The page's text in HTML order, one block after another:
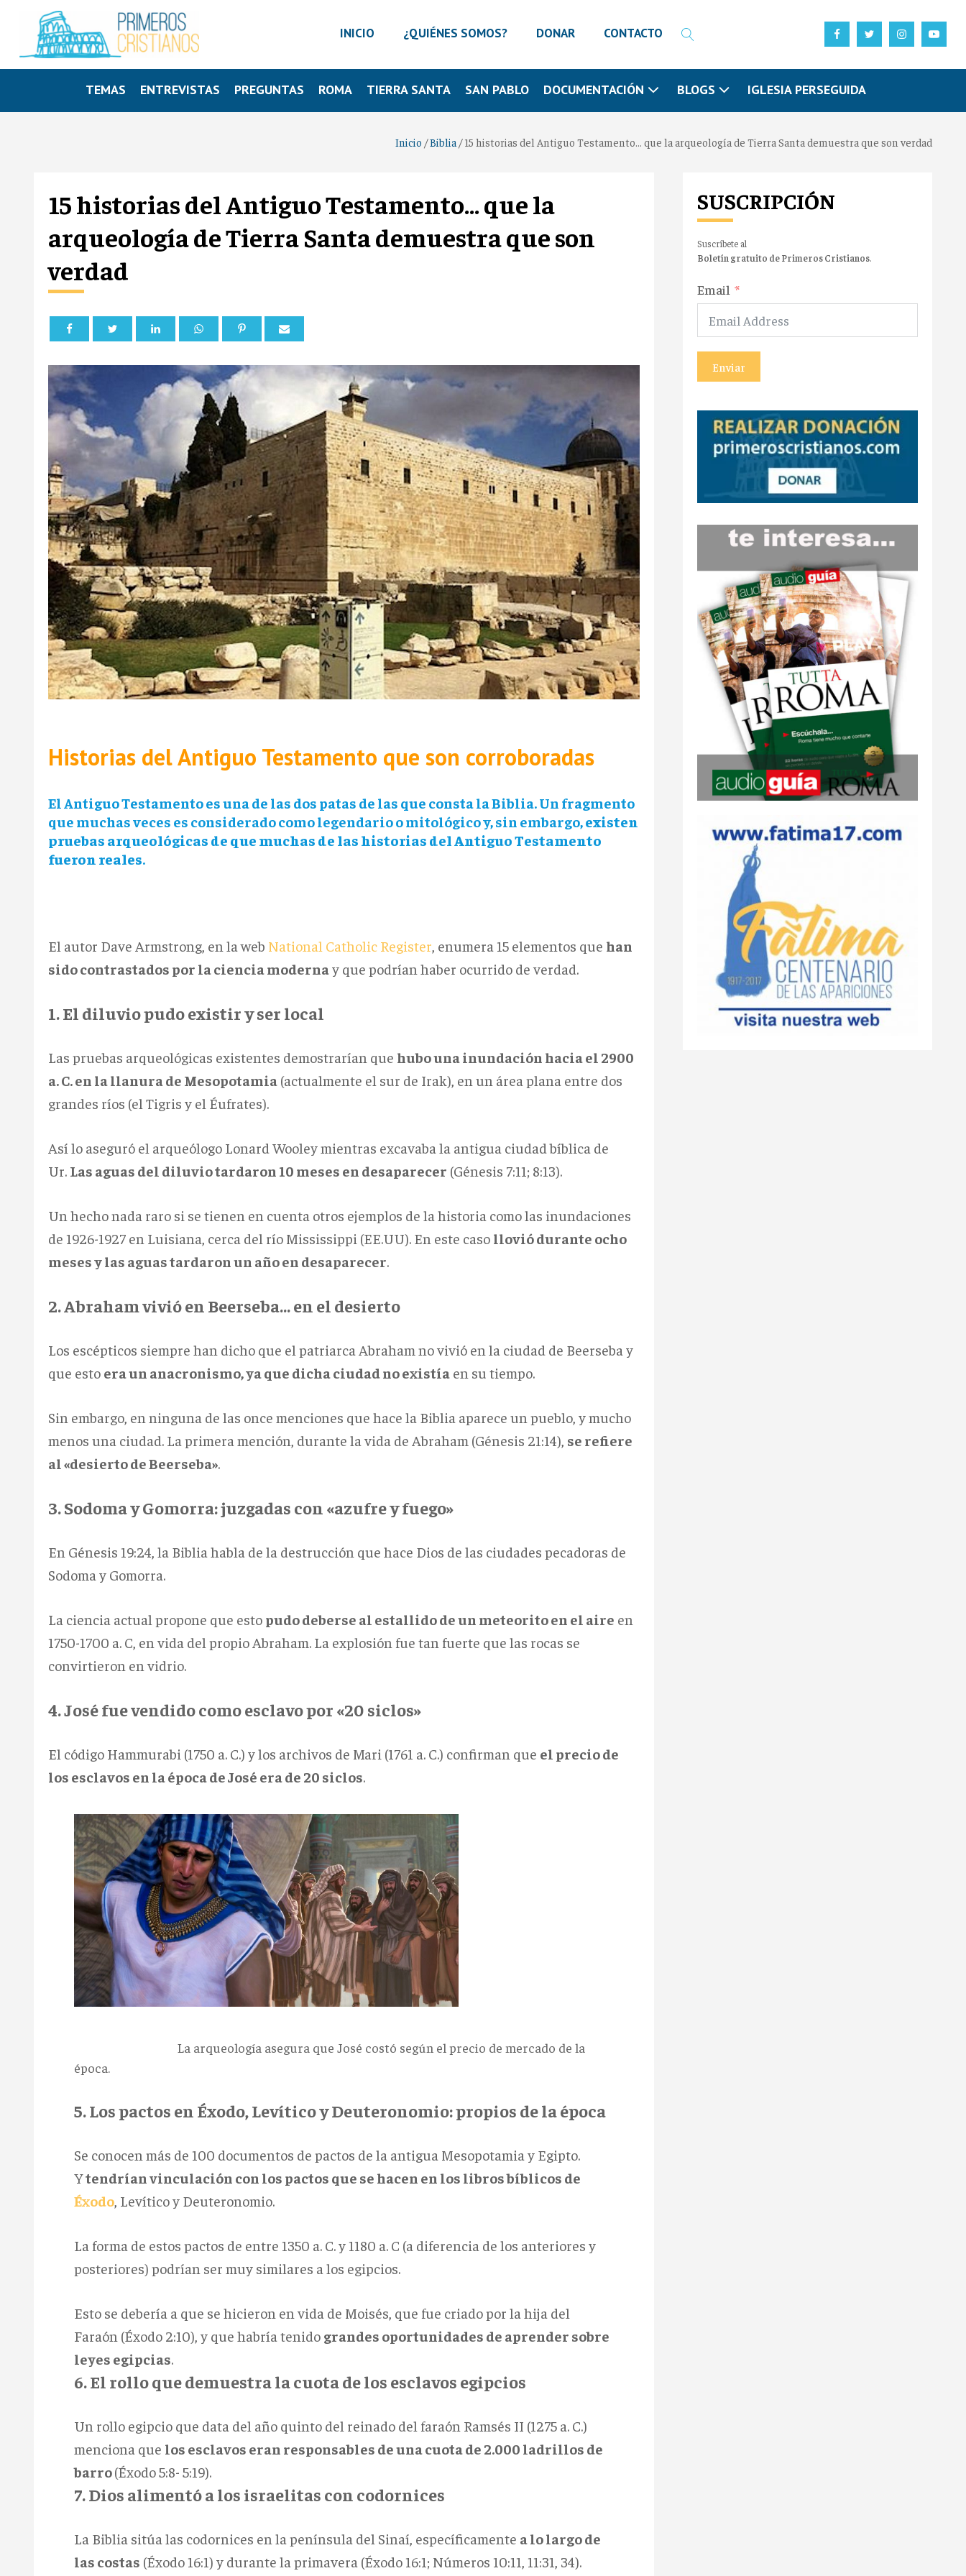
INICIO ¿QUIÉNES SOMOS? DONAR CONTACTO
TEMAS ENTREVISTAS PREGUNTAS ROMA TIERRA SANTA SAN PABLO DOCUMENTACIÓN BLOGS IGLESIA PERSEGUIDA
Inicio /Biblia /15 historias del Antiguo Testamento… que la arqueología de Tierra Santa demuestra que son verdad
15 historias del Antiguo Testamento… que la
arqueología de Tierra Santa demuestra que son
verdad
Historias del Antiguo Testamento que son corroboradas
El Antiguo Testamento es una de las dos patas de las que consta la Biblia. Un fragmento
que muchas veces es considerado como legendario o mitológico y, sin embargo,existen
pruebas arqueológicas de que muchas de las historias del Antiguo Testamento
fueron reales.
El autor Dave Armstrong, en la web National Catholic Register, enumera 15 elementos que han
sido contrastados por la ciencia modernay que podrían haber ocurrido de verdad.
1. El diluvio pudo existir y ser local
Las pruebas arqueológicas existentes demostrarían que hubo una inundación hacia el 2900
a. C. en la llanura de Mesopotamia (actualmente el sur de Irak), en un área plana entre dos
grandes ríos (el Tigris y el Éufrates).
Así lo aseguró el arqueólogo Lonard Wooley mientras excavaba la antigua ciudad bíblica de
Ur. Las aguas del diluvio tardaron 10 meses en desaparecer (Génesis 7:11; 8:13).
Un hecho nada raro si se tienen en cuenta otros ejemplos de la historia como las inundaciones
de 1926-1927 en Luisiana, cerca del río Mississippi (EE.UU). En este caso llovió durante ocho
meses y las aguas tardaron un año en desaparecer.
2. Abraham vivió en Beerseba… en el desierto
Los escépticos siempre han dicho que el patriarca Abraham no vivió en la ciudad de Beerseba y
que esto era un anacronismo, ya que dicha ciudad no existía en su tiempo.
Sin embargo, en ninguna de las once menciones que hace la Biblia aparece un pueblo, y mucho
menos una ciudad. La primera mención, durante la vida de Abraham (Génesis 21:14), se refiere
al «desierto de Beerseba».
3. Sodoma y Gomorra: juzgadas con «azufre y fuego»
En Génesis 19:24, la Biblia habla de la destrucción que hace Dios de las ciudades pecadoras de
Sodoma y Gomorra.
La ciencia actual propone que esto pudo deberse al estallido de un meteorito en el aire en
1750-1700 a. C, en vida del propio Abraham. La explosión fue tan fuerte que las rocas se
convirtieron en vidrio.
4. José fue vendido como esclavo por «20 siclos»
El código Hammurabi (1750 a. C.) y los archivos de Mari (1761 a. C.) confirman que el precio de
los esclavos en la época de José era de 20 siclos.
La arqueología asegura que José costó según el precio de mercado de la
época.
5. Los pactos en Éxodo, Levítico y Deuteronomio: propios de la época
Se conocen más de 100 documentos de pactos de la antigua Mesopotamia y Egipto.
Ytendrían vinculación con los pactos que se hacen en los libros bíblicos de
Éxodo, Levítico y Deuteronomio.
La forma de estos pactos de entre 1350 a. C. y 1180 a. C (a diferencia de los anteriores y
posteriores) podrían ser muy similares a los egipcios.
Esto se debería a que se hicieron en vida de Moisés, que fue criado por la hija del
Faraón (Éxodo 2:10), y que habría tenido grandes oportunidades de aprender sobre
leyes egipcias.
6. El rollo que demuestra la cuota de los esclavos egipcios
Un rollo egipcio que data del año quinto del reinado del faraón Ramsés II (1275 a. C.)
menciona que los esclavos eran responsables de una cuota de 2.000 ladrillos de
barro(Éxodo 5:8- 5:19).
7. Dios alimentó a los israelitas con codornices
La Biblia sitúa las codornices en la península del Sinaí, específicamente a lo largo de
las costas (Éxodo 16:1) y durante la primavera (Éxodo 16:1; Números 10:11, 11:31, 34).
SUSCRIPCIÓN
Suscríbete al
Boletín gratuito de Primeros Cristianos.
Email
Enviar